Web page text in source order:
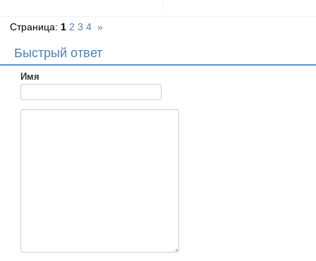
Страница: 1 2 3 4 »
Быстрый ответ
Имя